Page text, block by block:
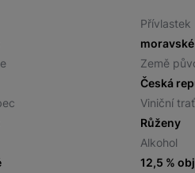
Přívlastek
Země
Česká
Viniční trať
Růženy
Alkohol
12,5 %